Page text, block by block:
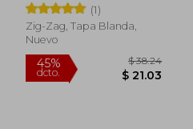
(1)
Zig-Zag, Tapa Blanda,
Nuevo